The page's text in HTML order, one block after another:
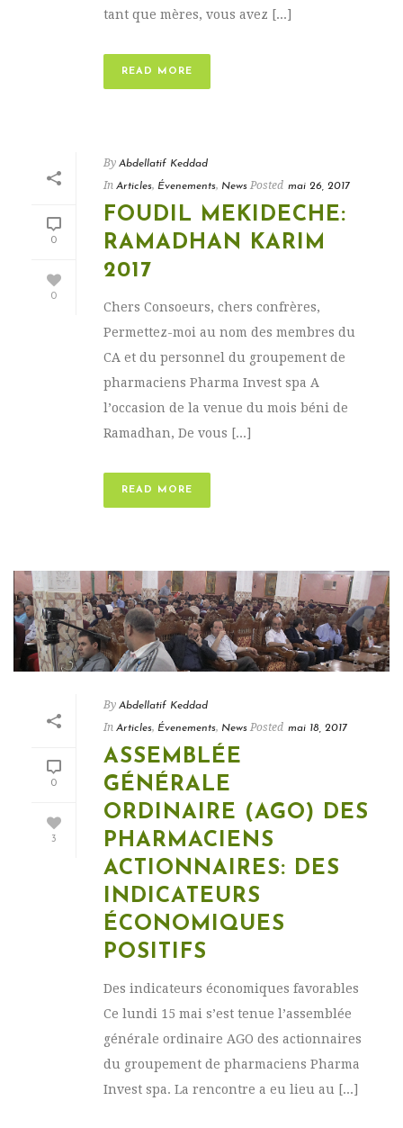
tant que mères, vous avez [...]
READ MORE
0
0
By Abdellatif Keddad
In Articles, Évenements, News Posted mai 26, 2017
FOUDIL MEKIDECHE:
RAMADHAN KARIM
2017
Chers Consoeurs, chers confrères,
Permettez-moi au nom des membres du
CA et du personnel du groupement de
pharmaciens Pharma Invest spa A
l’occasion de la venue du mois béni de
Ramadhan, De vous [...]
READ MORE
0
3
By Abdellatif Keddad
In Articles, Évenements, News Posted mai 18, 2017
ASSEMBLÉE
GÉNÉRALE
ORDINAIRE (AGO) DES
PHARMACIENS
ACTIONNAIRES: DES
INDICATEURS
ÉCONOMIQUES
POSITIFS
Des indicateurs économiques favorables
Ce lundi 15 mai s’est tenue l’assemblée
générale ordinaire AGO des actionnaires
du groupement de pharmaciens Pharma
Invest spa. La rencontre a eu lieu au [...]